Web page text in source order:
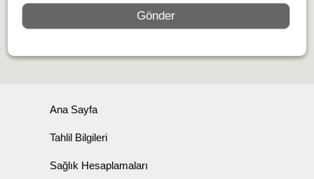
Ana Sayfa
Tahlil Bilgileri
Sağlık Hesaplamaları